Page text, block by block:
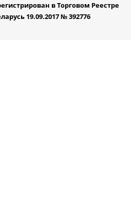
в Торговом Реестре
19.09.2017 № 392776